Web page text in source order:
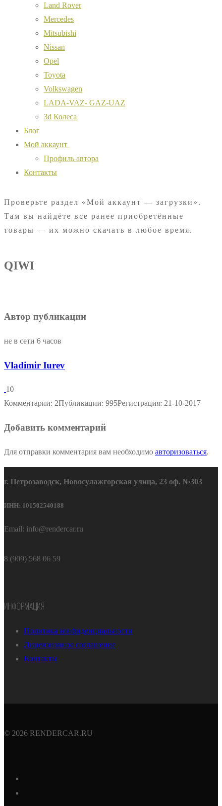
Land Rover
Mercedes
Mitsubishi
Nissan
Opel
Toyota
Volkswagen
LADA-VAZ- GAZ-UAZ
3d Колеса
Блог
Мой аккаунт
Профиль автора
Контакты
Проверьте раздел «Мой аккаунт — загрузки».
Там вы найдёте все ранее приобретённые
товары — их можно скачать в любое время.
QIWI
Автор публикации
не в сети 6 часов
Vladimir Iurev
10
Комментарии: 2Публикации: 995Регистрация: 21-10-2017
Добавить комментарий
Для отправки комментария вам необходимо авторизоваться.
г. Петрозаводск, Новосулажгорская улица, 23 оф. №303
ИНН: 101502540188
Email: info@rendercar.ru
8 (909) 568 06 59
ИНФОРМАЦИЯ
Политика конфиденциальности
Лицензионное соглашение
Контакты
© 2026 RENDERCAR.RU